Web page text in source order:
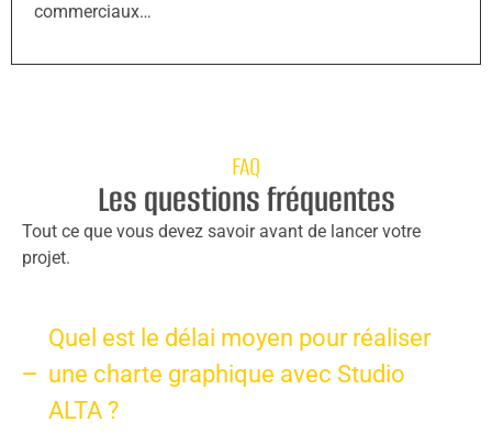
commerciaux…
FAQ
Les questions fréquentes
Tout ce que vous devez savoir avant de lancer votre
projet.
Quel est le délai moyen pour réaliser
une charte graphique avec Studio
ALTA ?